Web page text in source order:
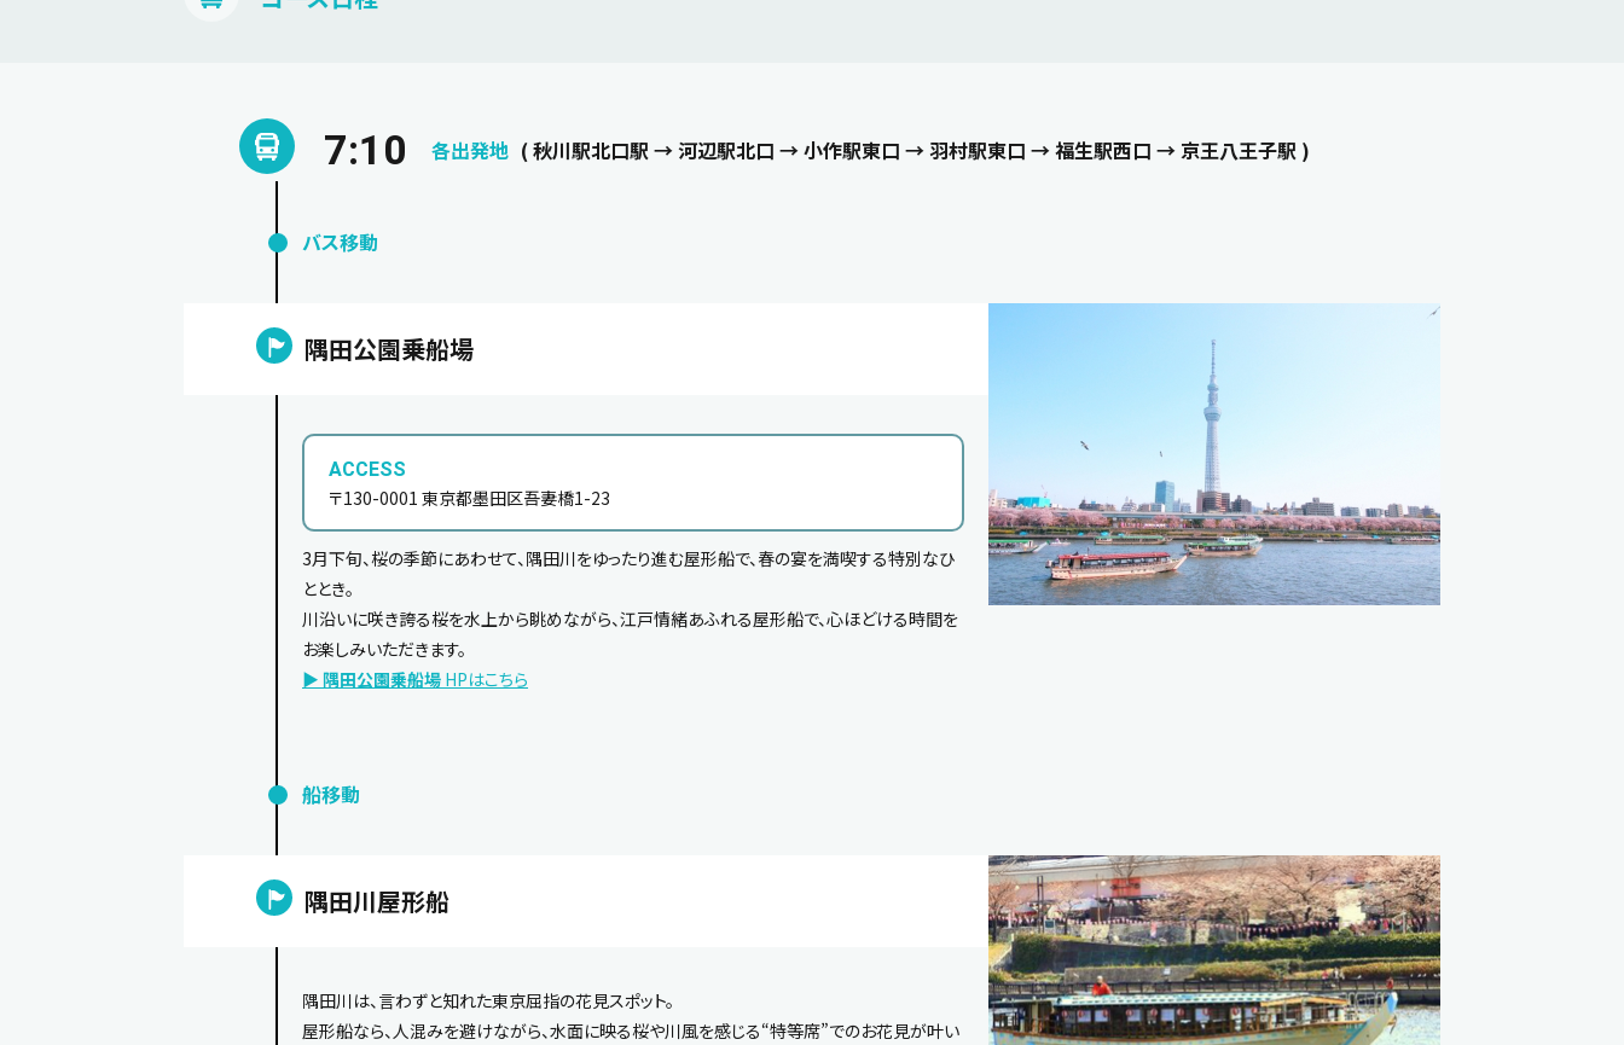
7:10 各出発地 ( 秋川駅北口駅 → 河辺駅北口 → 小作駅東口 → 羽村駅東口 → 福生駅西口 → 京王八王子駅 )
バス移動
隅田公園乗船場
ACCESS
〒130-0001 東京都墨田区吾妻橋1-23
3月下旬、桜の季節にあわせて、隅田川をゆったり進む屋形船で、春の宴を満喫する特別なひ
ととき。
川沿いに咲き誇る桜を水上から眺めながら、江戸情緒あふれる屋形船で、心ほどける時間を
お楽しみいただきます。
▶ 隅田公園乗船場 HPはこちら
船移動
隅田川屋形船
隅田川は、言わずと知れた東京屈指の花見スポット。
屋形船なら、人混みを避けながら、水面に映る桜や川風を感じる“特等席”でのお花見が叶い